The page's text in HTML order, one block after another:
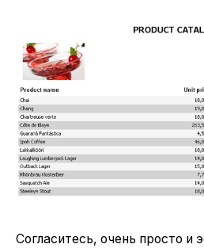
Согласитесь, очень просто и